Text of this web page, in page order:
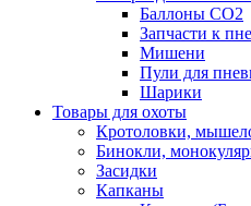
Баллоны СО2
Запчасти к
Мишени
Пули для
Шарики
Товары для охоты
Кротоловки,
Бинокли,
Засидки
Капканы